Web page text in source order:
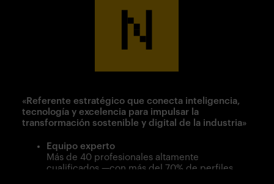
«Referente estratégico que conecta inteligencia,
tecnología y excelencia para impulsar la
transformación sostenible y digital de la industria»
Equipo experto
Más de 40 profesionales altamente
cualificados —con más del 70% de perfiles